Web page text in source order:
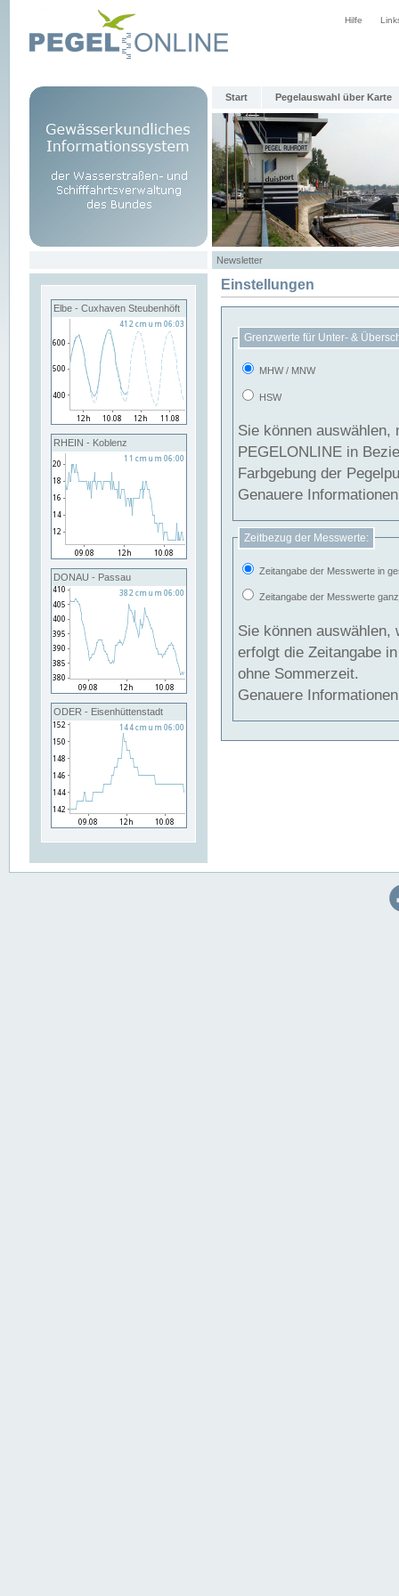
Hilfe
Start Pegelauswahl über Karte
Newsletter
Elbe - Cuxhaven Steubenhöft
RHEIN - Koblenz
DONAU - Passau
ODER - Eisenhüttenstadt
Einstellungen
Grenzwerte für Unter- &
MHW / MNW
HSW
Sie können
PEGELONLINE in Beziehung
Farbgebung der
Genauere
Zeitbezug der Messwerte:
Zeitangabe der Messwerte in
Zeitangabe der Messwerte
Sie können auswählen,
erfolgt die Zeitangabe
ohne Sommerzeit.
Genauere